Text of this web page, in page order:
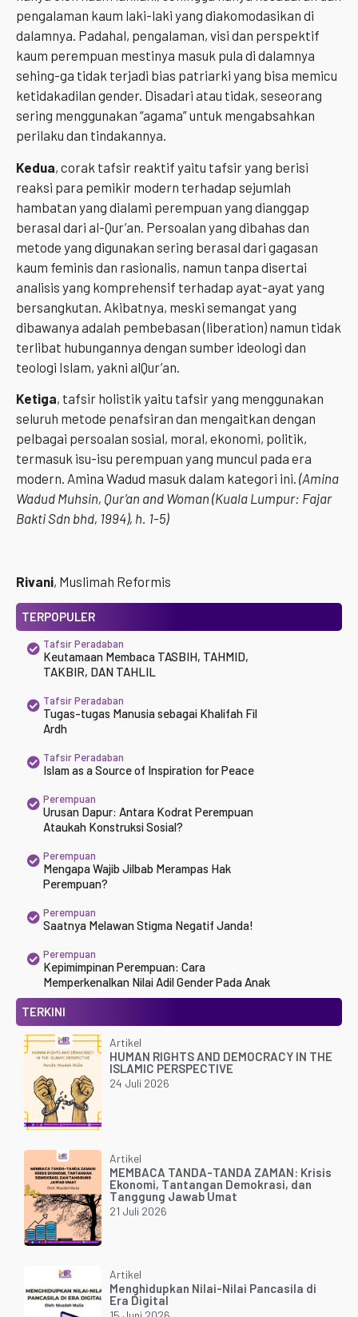
pengalaman kaum laki-laki yang diakomodasikan di
dalamnya. Padahal, pengalaman, visi dan perspektif
kaum perempuan mestinya masuk pula di dalamnya
sehing-ga tidak terjadi bias patriarki yang bisa memicu
ketidakadilan gender. Disadari atau tidak, seseorang
sering menggunakan “agama” untuk mengabsahkan
perilaku dan tindakannya.
Kedua, corak tafsir reaktif yaitu tafsir yang berisi
reaksi para pemikir modern terhadap sejumlah
hambatan yang dialami perempuan yang dianggap
berasal dari al-Qur’an. Persoalan yang dibahas dan
metode yang digunakan sering berasal dari gagasan
kaum feminis dan rasionalis, namun tanpa disertai
analisis yang komprehensif terhadap ayat-ayat yang
bersangkutan. Akibatnya, meski semangat yang
dibawanya adalah pembebasan (liberation) namun tidak
terlibat hubungannya dengan sumber ideologi dan
teologi Islam, yakni alQur’an.
Ketiga, tafsir holistik yaitu tafsir yang menggunakan
seluruh metode penafsiran dan mengaitkan dengan
pelbagai persoalan sosial, moral, ekonomi, politik,
termasuk isu-isu perempuan yang muncul pada era
modern. Amina Wadud masuk dalam kategori ini. (Amina
Wadud Muhsin, Qur’an and Woman (Kuala Lumpur: Fajar
Bakti Sdn bhd, 1994), h. 1-5)
Rivani, Muslimah Reformis
TERPOPULER
Tafsir Peradaban
Keutamaan Membaca TASBIH, TAHMID,
TAKBIR, DAN TAHLIL
Tafsir Peradaban
Tugas-tugas Manusia sebagai Khalifah Fil
Ardh
Tafsir Peradaban
Islam as a Source of Inspiration for Peace
Perempuan
Urusan Dapur: Antara Kodrat Perempuan
Ataukah Konstruksi Sosial?
Perempuan
Mengapa Wajib Jilbab Merampas Hak
Perempuan?
Perempuan
Saatnya Melawan Stigma Negatif Janda!
Perempuan
Kepimimpinan Perempuan: Cara
Memperkenalkan Nilai Adil Gender Pada Anak
TERKINI
Artikel
HUMAN RIGHTS AND DEMOCRACY IN THE
ISLAMIC PERSPECTIVE
24 Juli 2026
Artikel
MEMBACA TANDA-TANDA ZAMAN: Krisis
Ekonomi, Tantangan Demokrasi, dan
Tanggung Jawab Umat
21 Juli 2026
Artikel
Menghidupkan Nilai-Nilai Pancasila di
Era Digital